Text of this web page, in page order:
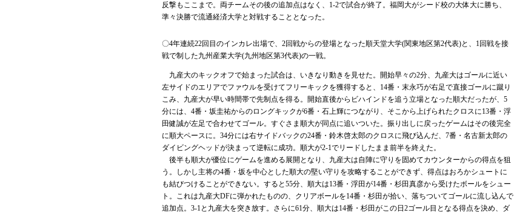
反撃もここまで。両チームその後の追加点はなく、1-2で試合が終了。福岡大がシード校の大体大に勝ち、
準々決勝で流通経済大学と対戦することとなった。
〇4年連続22回目のインカレ出場で、2回戦からの登場となった順天堂大学(関東地区第2代表)と、1回戦を接
戦で制した九州産業大学(九州地区第3代表)の一戦。
九産大のキックオフで始まった試合は、いきなり動きを見せた。開始早々の2分、九産大はゴールに近い
左サイドのエリアでファウルを受けてフリーキックを獲得すると、14番・末永巧が右足で直接ゴールに蹴り
こみ、九産大が早い時間帯で先制点を得る。開始直後からビハインドを追う立場となった順大だったが、5
分には、4番・坂圭祐からのロングキックが6番・石上輝につながり、そこから上げられたクロスに13番・浮
田健誠が左足で合わせてゴール。すぐさま順大が同点に追いついた。振り出しに戻ったゲームはその後完全
に順大ペースに。34分には右サイドバックの24番・鈴木啓太郎のクロスに飛び込んだ、7番・名古新太郎の
ダイビングヘッドが決まって逆転に成功。順大が2-1でリードしたまま前半を終えた。
後半も順大が優位にゲームを進める展開となり、九産大は自陣に守りを固めてカウンターからの得点を狙
う。しかし主将の4番・坂を中心とした順大の堅い守りを攻略することができず、得点はおろかシュートに
も結びつけることができない。すると55分、順大は13番・浮田が14番・杉田真彦から受けたボールをシュー
ト。これは九産大DFに弾かれたものの、クリアボールを14番・杉田が拾い、落ちついてゴールに流し込んで
追加点。3-1と九産大を突き放す。さらに61分、順大は14番・杉田がこの日2ゴール目となる得点を決め、ダ